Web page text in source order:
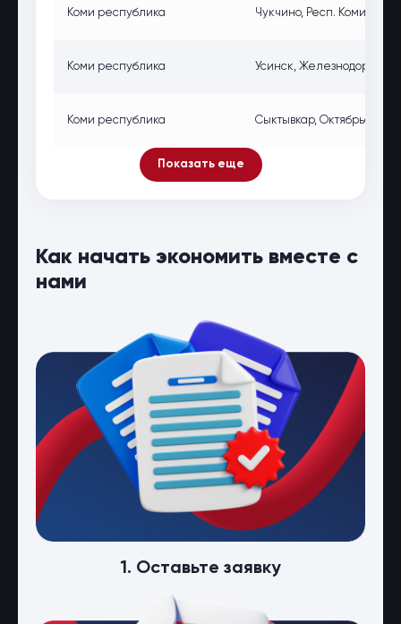
Коми республика Чукчино, Респ. Коми,
Коми республика Усинск, Железнодорожная
Коми республика Сыктывкар, Октябрьский
Показать еще
Как начать экономить вместе с
нами
1. Оставьте заявку